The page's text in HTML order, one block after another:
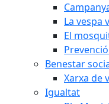
La vespa
El
Benestar
Xarxa de
Igualtat